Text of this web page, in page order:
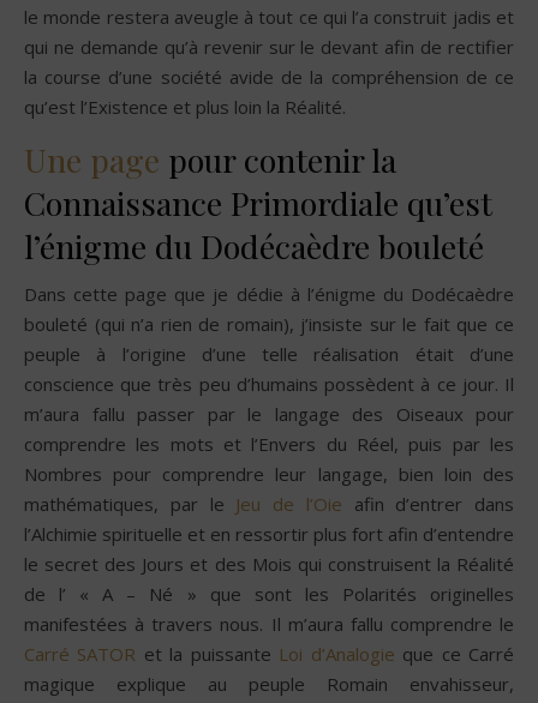
le monde restera aveugle à tout ce qui l’a construit jadis et
qui ne demande qu’à revenir sur le devant afin de rectifier
la course d’une société avide de la compréhension de ce
qu’est l’Existence et plus loin la Réalité.
Une page pour contenir la
Connaissance Primordiale qu’est
l’énigme du Dodécaèdre bouleté
Dans cette page que je dédie à l’énigme du Dodécaèdre
bouleté (qui n’a rien de romain), j’insiste sur le fait que ce
peuple à l’origine d’une telle réalisation était d’une
conscience que très peu d’humains possèdent à ce jour. Il
m’aura fallu passer par le langage des Oiseaux pour
comprendre les mots et l’Envers du Réel, puis par les
Nombres pour comprendre leur langage, bien loin des
mathématiques, par le Jeu de l’Oie afin d’entrer dans
l’Alchimie spirituelle et en ressortir plus fort afin d’entendre
le secret des Jours et des Mois qui construisent la Réalité
de l’ « A – Né » que sont les Polarités originelles
manifestées à travers nous. Il m’aura fallu comprendre le
Carré SATOR et la puissante Loi d’Analogie que ce Carré
magique explique au peuple Romain envahisseur,